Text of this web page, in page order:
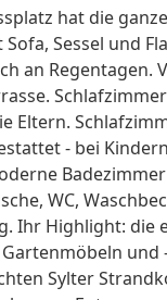
hat die
Sessel und
an Regentagen.
Eltern.
- bei
WC,
Ihr Highlight: die
und
Sylter